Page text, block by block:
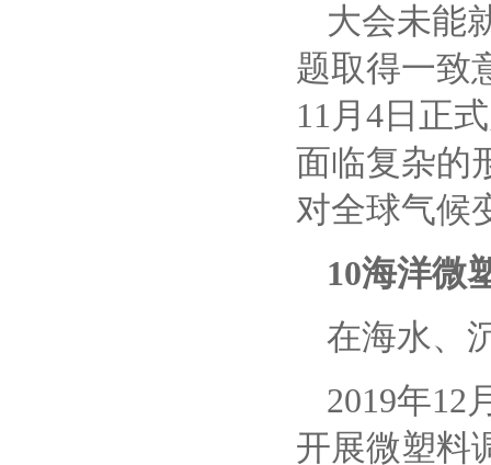
大会未能
题取得一致
11月4日正
面临复杂的
对全球气候
10海洋微
在海水、
2019年12
开展微塑料